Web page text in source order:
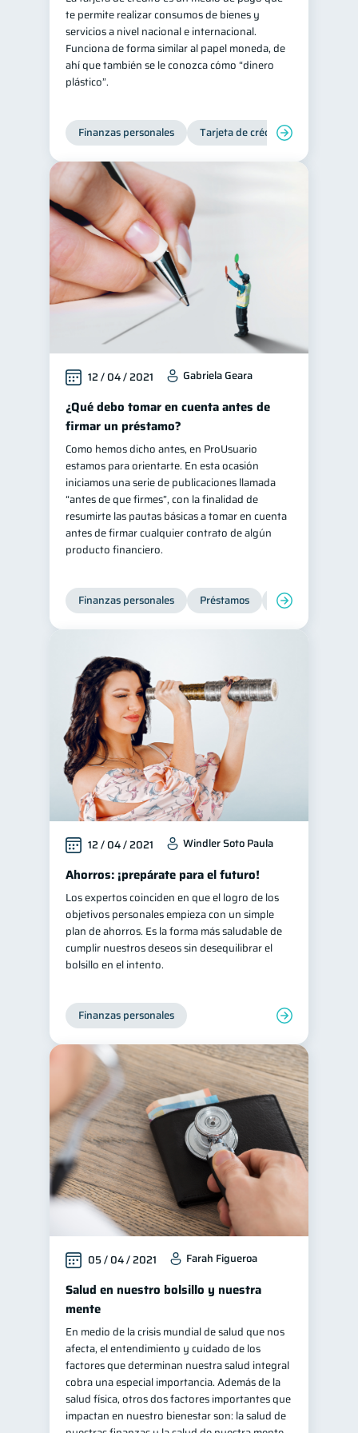
ahorro Retiro
Doble sueldo 1
Gasto responsable
te permite realizar consumos de bienes y
servicios a nivel nacional e internacional.
Funciona de forma similar al papel moneda, de
ahí que también se le conozca cómo “dinero
plástico”.
Finanzas personales Tarjeta de crédito
12 / 04 / 2021 Gabriela Geara
¿Qué debo tomar en cuenta antes de
firmar un préstamo?
Como hemos dicho antes, en ProUsuario
estamos para orientarte. En esta ocasión
iniciamos una serie de publicaciones llamada
“antes de que firmes”, con la finalidad de
resumirte las pautas básicas a tomar en cuenta
antes de firmar cualquier contrato de algún
producto financiero.
Finanzas personales Préstamos Entidad
12 / 04 / 2021 Windler Soto Paula
Ahorros: ¡prepárate para el futuro!
Los expertos coinciden en que el logro de los
objetivos personales empieza con un simple
plan de ahorros. Es la forma más saludable de
cumplir nuestros deseos sin desequilibrar el
bolsillo en el intento.
Finanzas personales
05 / 04 / 2021 Farah Figueroa
Salud en nuestro bolsillo y nuestra
mente
En medio de la crisis mundial de salud que nos
afecta, el entendimiento y cuidado de los
factores que determinan nuestra salud integral
cobra una especial importancia. Además de la
salud física, otros dos factores importantes que
impactan en nuestro bienestar son: la salud de